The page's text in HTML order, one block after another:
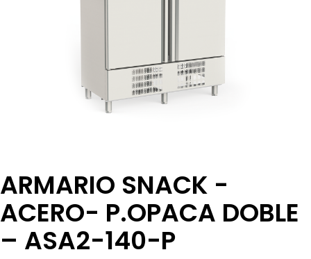
ARMARIO SNACK -
ACERO- P.OPACA DOBLE
– ASA2-140-P